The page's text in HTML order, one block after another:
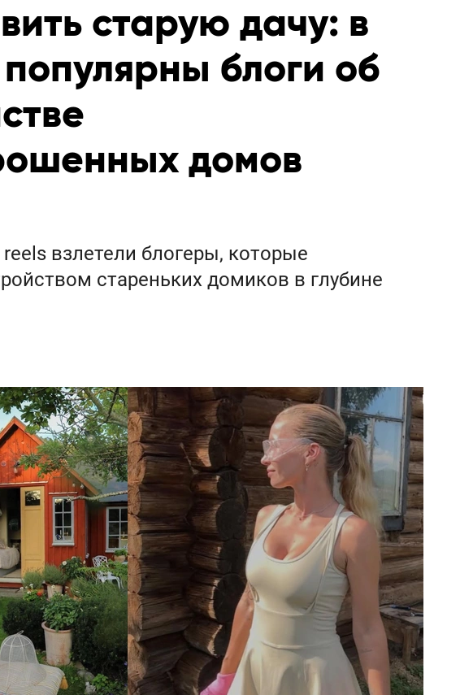
старую дачу: в
популярны блоги об
домов
взлетели блогеры, которые
стареньких домиков в глубине